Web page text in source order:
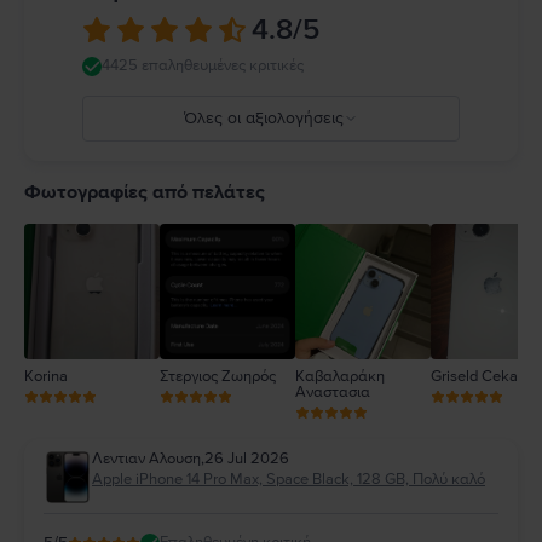
κανόνες που απαγορεύουν ή περιορίζουν τη χρήση κινητών συσκευών ή
ακουστικών. Η χρήση κατεστραμμένων καλωδίων ή προσαρμογέων ή η
φόρτιση παρουσία υγρασίας μπορεί να προκαλέσει πυρκαγιά,
ηλεκτροπληξία, τραυματισμό ή ζημιά στο iPhone ή σε άλλη περιουσία.
ro/guide/iphone/iph301fc905/ios
4.8/5
4425 επαληθευμένες κριτικές
Όλες οι αξιολογήσεις
4
Φωτογραφίες από πελάτες
Korina Στεργιος Ζωηρός
Καβαλαράκη
Αναστασια
Griseld Ceka
Λεντιαν Αλουση,26 Jul 2026
Apple iPhone 14 Pro Max, Space Black, 128 GB, Πολύ καλό